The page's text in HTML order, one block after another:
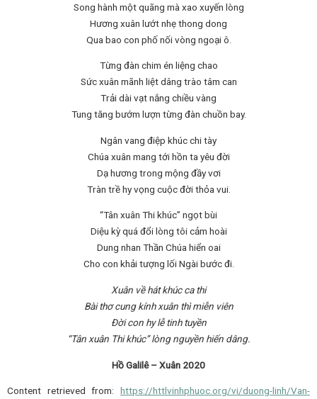
Song hành một quãng mà xao xuyến lòng
Hương xuân lướt nhẹ thong dong
Qua bao con phố nối vòng ngoại ô.
Từng đàn chim én liệng chao
Sức xuân mãnh liệt dâng trào tâm can
Trải dài vạt nắng chiều vàng
Tung tăng bướm lượn từng đàn chuồn bay.
Ngân vang điệp khúc chi tày
Chúa xuân mang tới hồn ta yêu đời
Dạ hương trong mộng đầy vơi
Tràn trề hy vọng cuộc đời thỏa vui.
“Tân xuân Thi khúc” ngọt bùi
Diệu kỳ quá đổi lòng tôi cảm hoài
Dung nhan Thần Chúa hiển oai
Cho con khải tượng lối Ngài bước đi.
Xuân về hát khúc ca thi
Bài thơ cung kính xuân thì miễn viên
Đời con hy lễ tinh tuyền
“Tân xuân Thi khúc” lòng nguyền hiến dâng.
Hồ Galilê – Xuân 2020
Content retrieved from: https://httlvinhphuoc.org/vi/duong-linh/Van-